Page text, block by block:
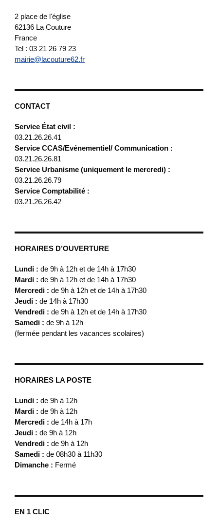
2 place de l'église
62136 La Couture
France
Tel : 03 21 26 79 23
mairie@lacouture62.fr
CONTACT
Service État civil :
03.21.26.26.41
Service CCAS/Evénementiel/ Communication :
03.21.26.26.81
Service Urbanisme (uniquement le mercredi) :
03.21.26.26.79
Service Comptabilité :
03.21.26.26.42
HORAIRES D’OUVERTURE
Lundi : de 9h à 12h et de 14h à 17h30
Mardi : de 9h à 12h et de 14h à 17h30
Mercredi : de 9h à 12h et de 14h à 17h30
Jeudi : de 14h à 17h30
Vendredi : de 9h à 12h et de 14h à 17h30
Samedi : de 9h à 12h
(fermée pendant les vacances scolaires)
HORAIRES LA POSTE
Lundi : de 9h à 12h
Mardi : de 9h à 12h
Mercredi : de 14h à 17h
Jeudi : de 9h à 12h
Vendredi : de 9h à 12h
Samedi : de 08h30 à 11h30
Dimanche : Fermé
EN 1 CLIC